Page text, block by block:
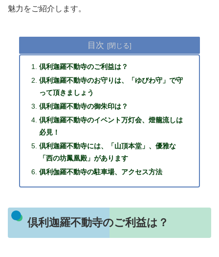
魅力をご紹介します。
目次
倶利迦羅不動寺のご利益は？
倶利迦羅不動寺のお守りは、「ゆびわ守」で守
って頂きましょう
倶利迦羅不動寺の御朱印は？
倶利迦羅不動寺のイベント万灯会、燈籠流しは
必見！
倶利迦羅不動寺には、「山頂本堂」、優雅な
「西の坊鳳凰殿」があります
俱利伽羅不動寺の駐車場、アクセス方法
倶利迦羅不動寺のご利益は？